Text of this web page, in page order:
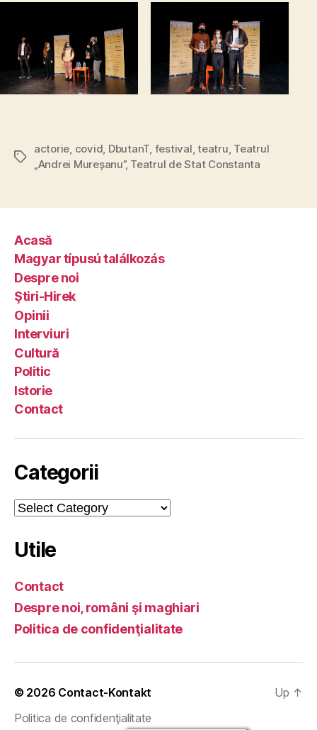
Tags
actorie, covid, DbutanT, festival,teatru, Teatrul
„Andrei Mureșanu”, Teatrul de Stat Constanta
Acasă
Magyar típusú találkozás
Despre noi
Ştiri-Hirek
Opinii
Interviuri
Cultură
Politic
Istorie
Contact
Categorii
Categorii
Utile
Contact
Despre noi, români şi maghiari
Politica de confidenţialitate
© 2026 Contact-Kontakt
Politica de confidenţialitate
Up ↑